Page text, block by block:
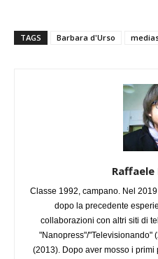
TAGS Barbara d'Urso
Raffaele
Classe 1992, campano. Nel
dopo la precedente
collaborazioni con altri siti di
"Nanopress"/"Televisionando"
(2013). Dopo aver mosso i